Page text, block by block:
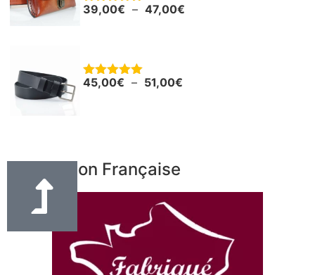
Note5.00
39,00€ – 47,00€
Note5.00
45,00€ – 51,00€
Fabrication Française